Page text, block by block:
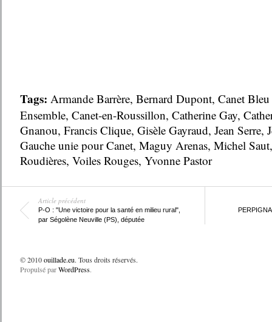
Tags: Armande Barrère, Bernard Dupont, Canet
Ensemble, Canet-en-Roussillon, Catherine Gay,
Gnanou, Francis Clique, Gisèle Gayraud, Jean Serre,
Gauche unie pour Canet, Maguy Arenas, Michel Saut
Roudières, Voiles Rouges, Yvonne Pastor
Article précédent
P-O : "Une victoire pour la santé en milieu rural",
par Ségolène Neuville (PS), députée
© 2010ouillade.eu. Tous droits réservés.
Propulsé parWordPress.